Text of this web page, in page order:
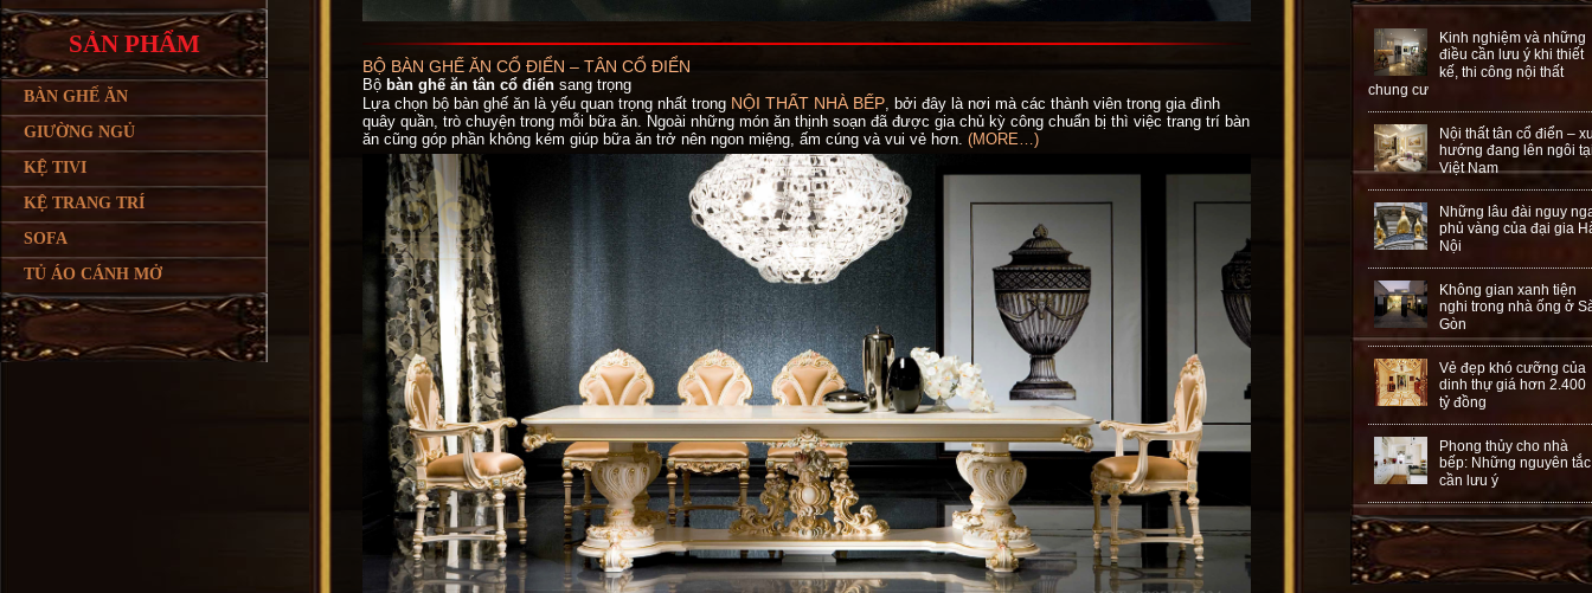
SẢN PHẨM
BÀN GHẾ ĂN
GIƯỜNG NGỦ
KỆ TIVI
KỆ TRANG TRÍ
SOFA
TỦ ÁO CÁNH MỞ
BỘ BÀN GHẾ ĂN CỔ ĐIỂN – TÂN CỔ ĐIỂN
Bộ bàn ghế ăn tân cổ điển sang trọng
Lựa chọn bộ bàn ghế ăn là yếu quan trọng nhất trong NỘI THẤT NHÀ BẾP , bởi đây là nơi mà các thành viên trong gia đình
quây quần, trò chuyện trong mỗi bữa ăn. Ngoài những món ăn thịnh soạn đã được gia chủ kỳ công chuẩn bị thì việc trang trí bàn
ăn cũng góp phần không kém giúp bữa ăn trở nên ngon miệng, ấm cúng và vui vẻ hơn. (MORE…)
Kinh nghiệm và những
điều cần lưu ý khi thiết
kế, thi công nội thất
chung cư
Nội thất tân cổ điển –
hướng đang lên ngôi
Việt Nam
Những lâu đài nguy
phủ vàng của đại gia
Nội
Không gian xanh tiện
nghi trong nhà ống ở
Gòn
Vẻ đẹp khó cưỡng của
dinh thự giá hơn 2.400
tỷ đồng
Phong thủy cho nhà
bếp: Những nguyên tắc
cần lưu ý